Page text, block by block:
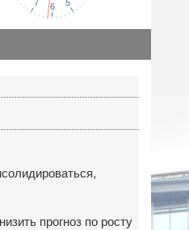
прогноз по росту